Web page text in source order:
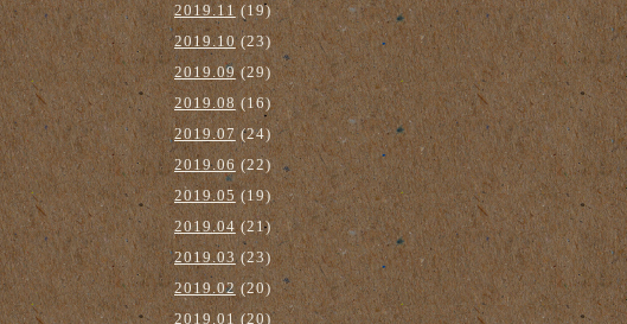
2019.11(19)
2019.10(23)
2019.09(29)
2019.08 (16)
2019.07 (24)
2019.06(22)
2019.05(19)
2019.04(21)
2019.03(23)
2019.02 (20)
2019.01(20)